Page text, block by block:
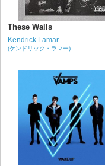
These Walls
Kendrick Lamar
(ケンドリック・ラマー)